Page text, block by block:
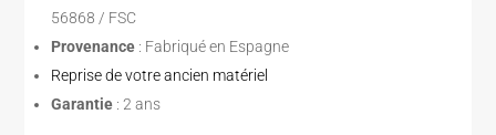
56868 / FSC
Provenance : Fabriqué en Espagne
Reprise de votre ancien matériel
Garantie : 2 ans